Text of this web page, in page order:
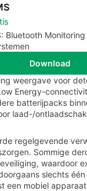
Bluetooth
Download
weergave voor
Energy-
batterijpacks
laad-/
regelgevende
Sommige
waardoor
slechts
een mobiel